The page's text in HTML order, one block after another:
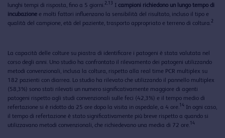
lunghi tempi di risposta, fino a 5 giorni. 2,13 I campioni richiedono un lungo tempo di
incubazione e molti fattori influenzano la sensibilità del risultato, incluso il tipo e
qualità del campione, età del paziente, trasporto appropriato e terreno di coltura. 2
La capacità delle colture su piastra di identificare i patogeni è stata valutata nel
corso degli anni. Uno studio ha confrontato il rilevamento dei patogeni utilizzando
metodi convenzionali, inclusa la coltura, rispetto alla real time PCR multiplex su
182 pazienti con diarrea. Lo studio ha rilevato che utilizzando il pannello multiplex
(58,3%) sono stati rilevati un numero significativamente maggiore di agenti
patogeni rispetto agli studi convenzionali sulle feci (42,3%) e il tempo medio di
refertazione si è ridotto da 25 ore dopo la visita in ospedale, a 4 ore. 14 In ogni caso,
il tempo di refertazione è stato significativamente più breve rispetto a quando si
utilizzavano metodi convenzionali, che richiedevano una media di 72 ore. 14